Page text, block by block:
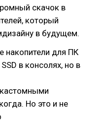
скачок в
который
в будущем.
накопители для ПК
в консолях, но в
Но это и не